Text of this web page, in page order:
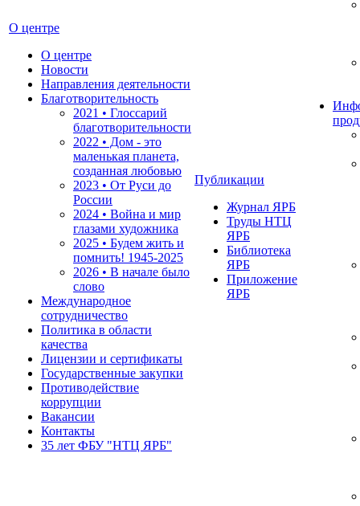
О центре
О центре
Новости
Направления деятельности
Благотворительность
2021 • Глоссарий
благотворительности
2022 • Дом - это
маленькая планета,
созданная любовью
2023 • От Руси до
России
2024 • Война и мир
глазами художника
2025 • Будем жить и
помнить! 1945-2025
2026 • В начале было
слово
Международное
сотрудничество
Политика в области
качества
Лицензии и сертификаты
Государственные закупки
Противодействие
коррупции
Вакансии
Контакты
35 лет ФБУ "НТЦ ЯРБ"
Публикации
Журнал ЯРБ
Труды НТЦ
ЯРБ
Библиотека
ЯРБ
Приложение
ЯРБ